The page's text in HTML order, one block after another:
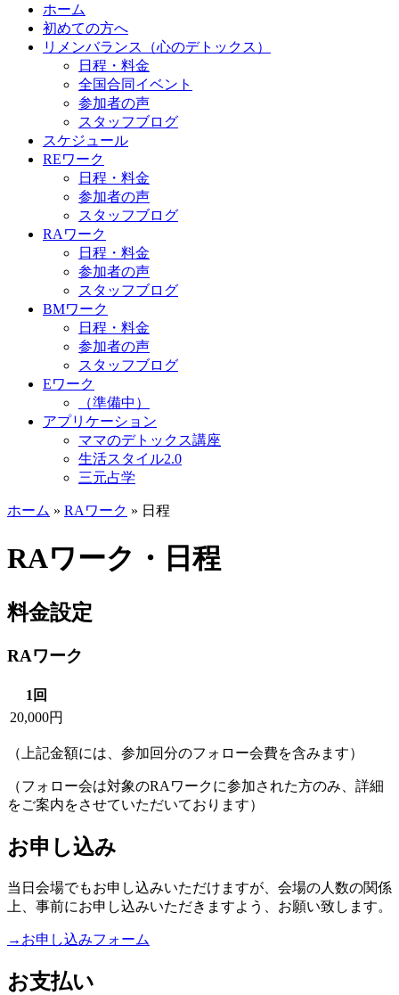
ホーム
初めての方へ
リメンバランス（心のデトックス）
日程・料金
全国合同イベント
参加者の声
スタッフブログ
スケジュール
REワーク
日程・料金
参加者の声
スタッフブログ
RAワーク
日程・料金
参加者の声
スタッフブログ
BMワーク
日程・料金
参加者の声
スタッフブログ
Eワーク
（準備中）
アプリケーション
ママのデトックス講座
生活スタイル2.0
三元占学
ホーム » RAワーク » 日程
RAワーク・日程
料金設定
RAワーク
1回
20,000円
（上記金額には、参加回分のフォロー会費を含みます）
（フォロー会は対象のRAワークに参加された方のみ、詳細
をご案内をさせていただいております）
お申し込み
当日会場でもお申し込みいただけますが、会場の人数の関係
上、事前にお申し込みいただきますよう、お願い致します。
→お申し込みフォーム
お支払い